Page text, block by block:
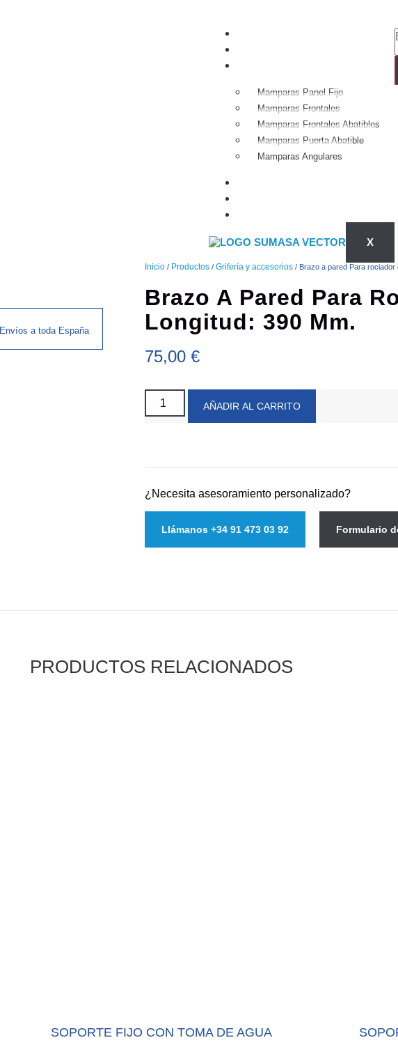
Mamparas Panel Fijo
Mamparas Frontales
Mamparas Frontales Abatibles
Mamparas Puerta Abatible
Mamparas Angulares
X
Envíos a toda España
Inicio/ Productos/ Grifería y accesorios/ Brazo a pared Para rociador
Brazo A Pared Para
Longitud: 390 Mm.
75,00 €
AÑADIR AL CARRITO
¿Necesita asesoramiento personalizado?
Llámanos +34 91 473 03 92 Formulario
PRODUCTOS RELACIONADOS
SOPORTE FIJO CON TOMA DE AGUA